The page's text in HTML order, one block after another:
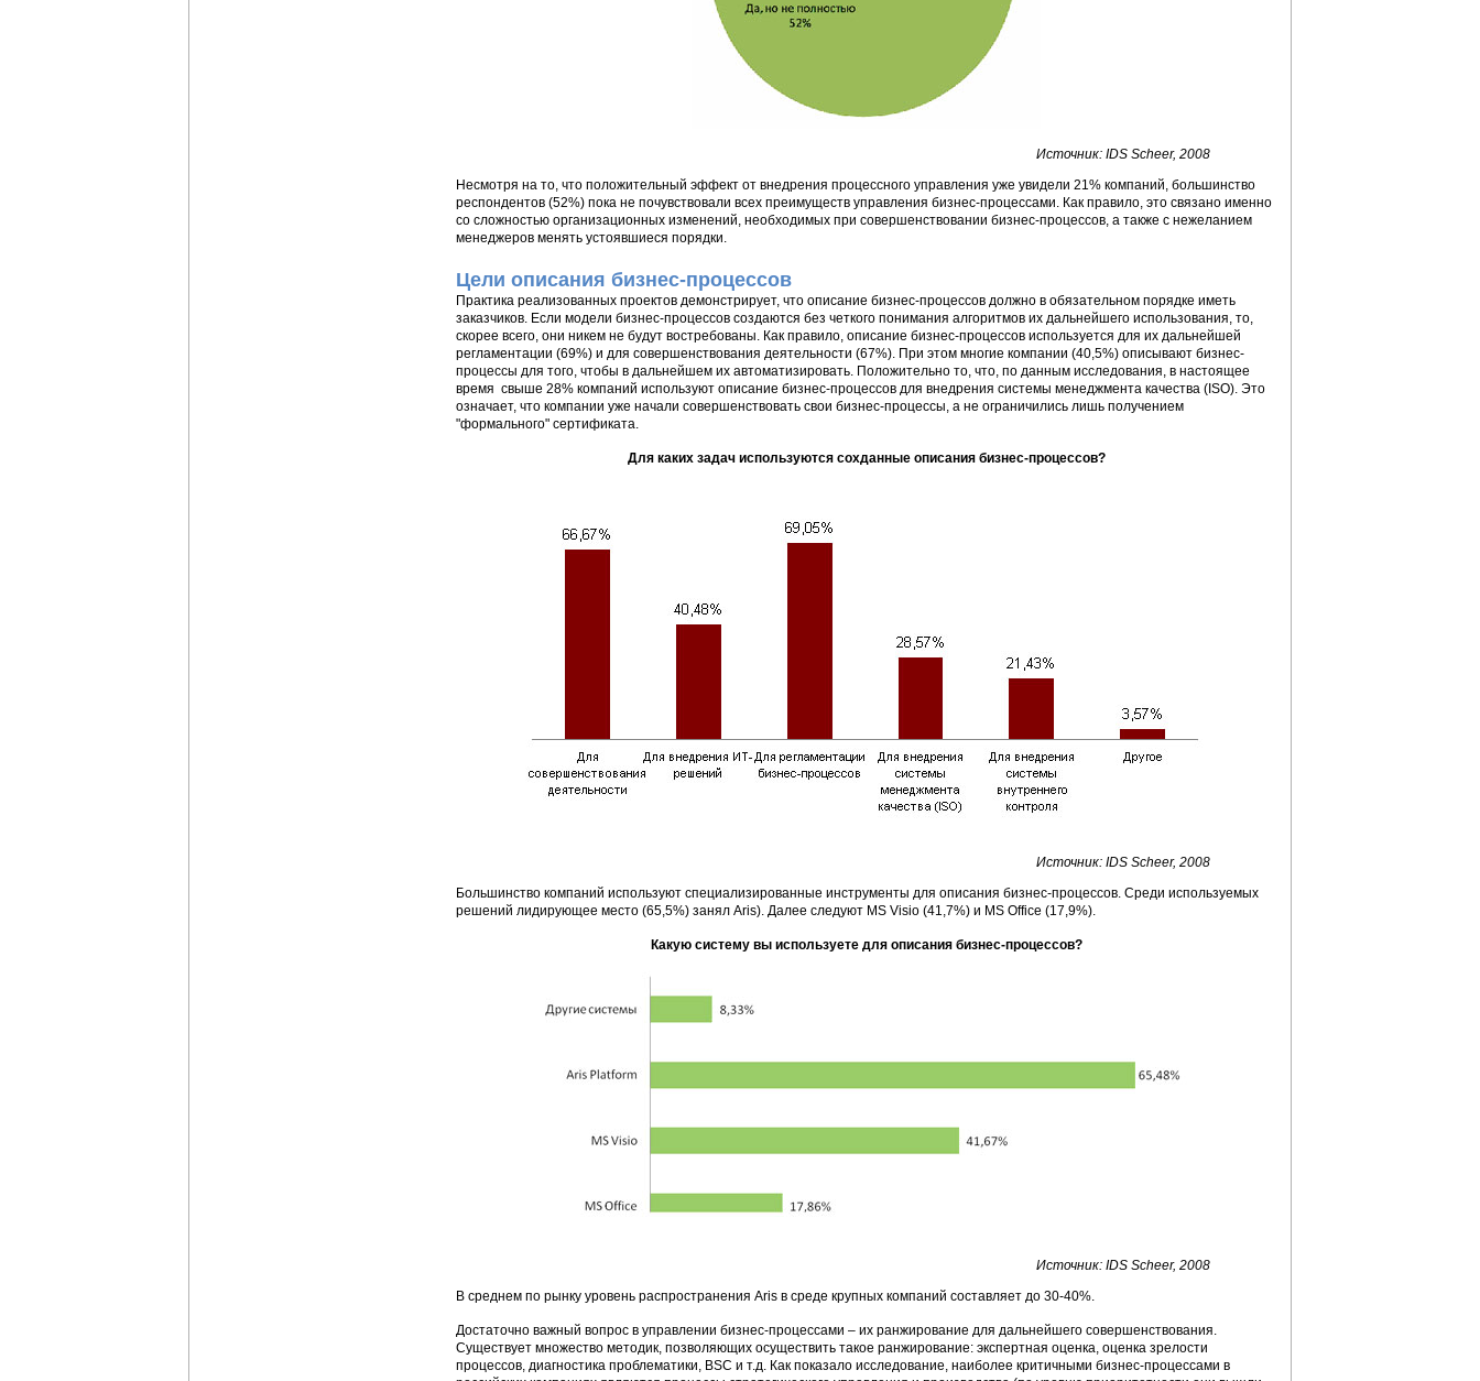
Источник: IDS Scheer, 2008
Несмотря на то, что положительный эффект от внедрения процессного управления уже увидели 21% компаний, большинство
респондентов (52%) пока не почувствовали всех преимуществ управления бизнес-процессами. Как правило, это связано именно
со сложностью организационных изменений, необходимых при совершенствовании бизнес-процессов, а также с нежеланием
менеджеров менять устоявшиеся порядки.
Цели описания бизнес-процессов
Практика реализованных проектов демонстрирует, что описание бизнес-процессов должно в обязательном порядке иметь
заказчиков. Если модели бизнес-процессов создаются без четкого понимания алгоритмов их дальнейшего использования, то,
скорее всего, они никем не будут востребованы. Как правило, описание бизнес-процессов используется для их дальнейшей
регламентации (69%) и для совершенствования деятельности (67%). При этом многие компании (40,5%) описывают бизнес-
процессы для того, чтобы в дальнейшем их автоматизировать. Положительно то, что, по данным исследования, в настоящее
время свыше 28% компаний используют описание бизнес-процессов для внедрения системы менеджмента качества (ISO). Это
означает, что компании уже начали совершенствовать свои бизнес-процессы, а не ограничились лишь получением
"формального" сертификата.
Для каких задач используются сохданные описания бизнес-процессов?
Источник: IDS Scheer, 2008
Большинство компаний используют специализированные инструменты для описания бизнес-процессов. Среди используемых
решений лидирующее место (65,5%) занял Aris). Далее следуют MS Visio (41,7%) и MS Office (17,9%).
Какую систему вы используете для описания бизнес-процессов?
Источник: IDS Scheer, 2008
В среднем по рынку уровень распространения Aris в среде крупных компаний составляет до 30-40%.
Достаточно важный вопрос в управлении бизнес-процессами – их ранжирование для дальнейшего совершенствования.
Существует множество методик, позволяющих осуществить такое ранжирование: экспертная оценка, оценка зрелости
процессов, диагностика проблематики, BSC и т.д. Как показало исследование, наиболее критичными бизнес-процессами в